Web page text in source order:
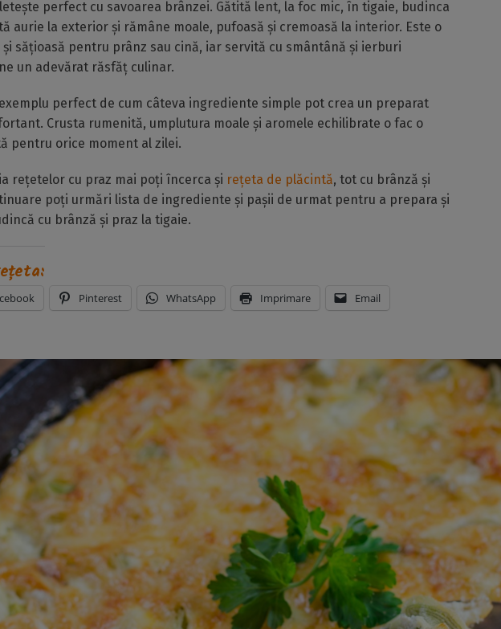
perfect cu savoarea brânzei. Gătită lent, la foc mic, în tigaie, budinca
aurie la exterior și rămâne moale, pufoasă și cremoasă la interior. Este o
sățioasă pentru prânz sau cină, iar servită cu smântână și ierburi
un adevărat răsfăț culinar.
perfect de cum câteva ingrediente simple pot crea un preparat
Crusta rumenită, umplutura moale și aromele echilibrate o fac o
pentru orice moment al zilei.
rețetelor cu praz mai poți încerca și rețeta de plăcintă, tot cu brânză și
poți urmări lista de ingrediente și pașii de urmat pentru a prepara și
cu brânză și praz la tigaie.
Pinterest WhatsApp Imprimare Email